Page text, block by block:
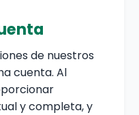
de nuestros
cuenta. Al
y completa, y